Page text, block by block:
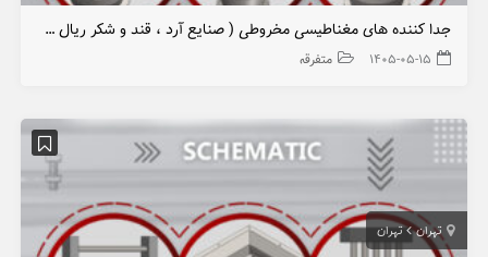
جدا کننده های مغناطیسی مخروطی ( صنایع آرد ، قند و شکر ریال خوراک دام و طیور ،غذایی ،شیمیایی )
۱۴۰۵-۰۵-۱۵ متفرقه
تهران تهران